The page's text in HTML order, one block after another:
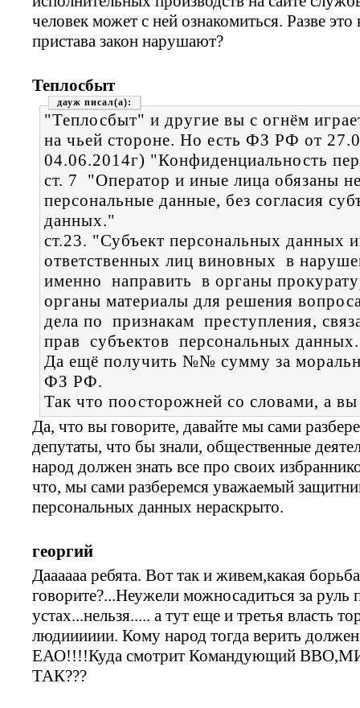
человек может с ней ознакомиться. Разве
пристава закон нарушают?
Теплосбыт
дауж
"Теплосбыт" и другие вы с огнём
на чьей стороне. Но есть ФЗ РФ от
04.06.2014г) "Конфиденциальность
ст. 7 "Оператор и иные лица обязаны
персональные данные, без согласия
данных."
ст.23. "Субъект персональных данных
ответственных лиц виновных в
именно направить в органы
органы материалы для решения
дела по признакам преступления,
прав субъектов персональных
Да ещё получить №№ сумму за
ФЗ РФ.
Так что поосторожней со словами, а
Да, что вы говорите, давайте мы сами
депутаты, что бы знали, общественные
народ должен знать все про своих
что, мы сами разберемся уважаемый
персональных данных нераскрыто.
георгий
Даааааа ребята. Вот так и живем,какая
говорите?...Неужели можносадиться за руль
устах...нельзя..... а тут еще и третья власть
людииииии. Кому народ тогда верить
ЕАО!!!!Куда смотрит Командующий
ТАК???